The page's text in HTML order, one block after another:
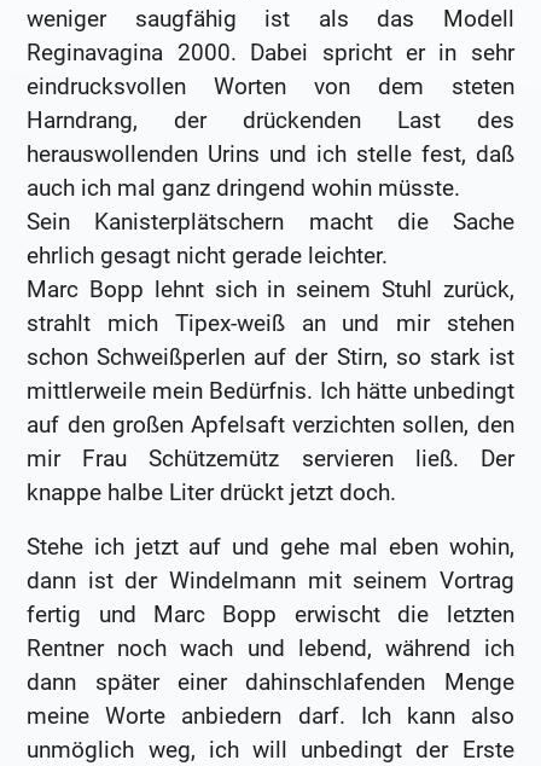
weniger saugfähig ist als das Modell
Reginavagina 2000. Dabei spricht er in sehr
eindrucksvollen Worten von dem steten
Harndrang, der drückenden Last des
herauswollenden Urins und ich stelle fest, daß
auch ich mal ganz dringend wohin müsste.
Sein Kanisterplätschern macht die Sache
ehrlich gesagt nicht gerade leichter.
Marc Bopp lehnt sich in seinem Stuhl zurück,
strahlt mich Tipex-weiß an und mir stehen
schon Schweißperlen auf der Stirn, so stark ist
mittlerweile mein Bedürfnis. Ich hätte unbedingt
auf den großen Apfelsaft verzichten sollen, den
mir Frau Schützemütz servieren ließ. Der
knappe halbe Liter drückt jetzt doch.
Stehe ich jetzt auf und gehe mal eben wohin,
dann ist der Windelmann mit seinem Vortrag
fertig und Marc Bopp erwischt die letzten
Rentner noch wach und lebend, während ich
dann später einer dahinschlafenden Menge
meine Worte anbiedern darf. Ich kann also
unmöglich weg, ich will unbedingt der Erste